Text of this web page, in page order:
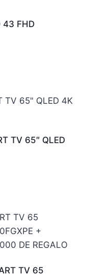
43 FHD
TV 65″ QLED
TV 65